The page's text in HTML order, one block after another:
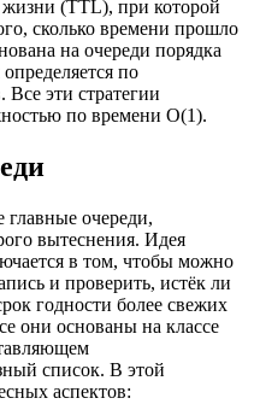
(TTL), при которой
сколько времени прошло
на очереди порядка
по
Все эти стратегии
по времени O(1).
главные очереди,
вытеснения. Идея
в том, чтобы можно
и проверить, истёк ли
годности более свежих
они основаны на классе
список. В этой
аспектов: